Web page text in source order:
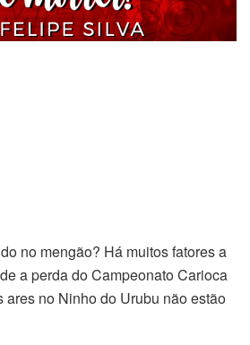
no mengão? Há muitos fatores a
a perda do Campeonato Carioca
ares no Ninho do Urubu não estão